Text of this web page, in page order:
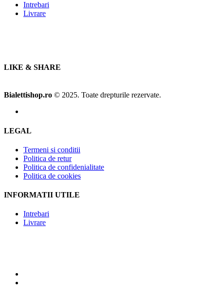
Intrebari
Livrare
LIKE & SHARE
Bialettishop.ro © 2025. Toate drepturile rezervate.
LEGAL
Termeni si conditii
Politica de retur
Politica de confidenialitate
Politica de cookies
INFORMATII UTILE
Intrebari
Livrare